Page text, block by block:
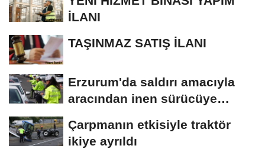
İLANI
TAŞINMAZ SATIŞ İLANI
Erzurum'da saldırı amacıyla
aracından inen sürücüye
Çarpmanın etkisiyle traktör
ikiye ayrıldı